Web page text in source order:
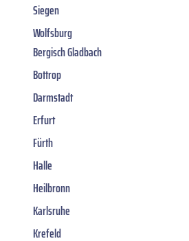
Siegen
Wolfsburg
Bergisch Gladbach
Bottrop
Darmstadt
Erfurt
Fürth
Halle
Heilbronn
Karlsruhe
Krefeld